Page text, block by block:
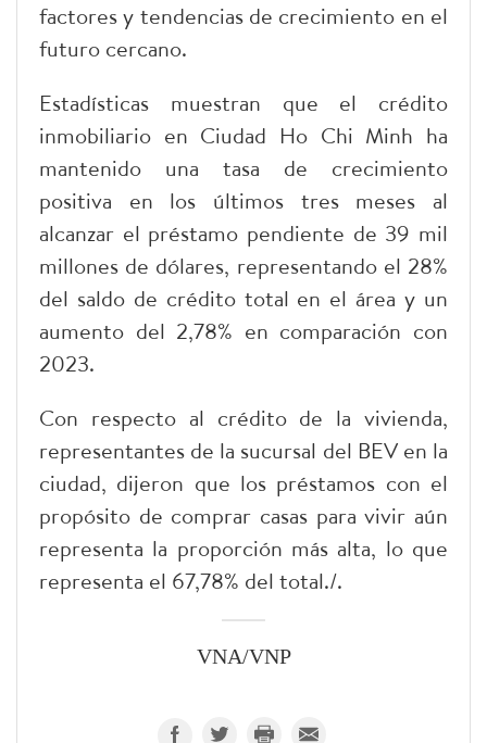
factores y tendencias de crecimiento en el
futuro cercano.
Estadísticas muestran que el crédito
inmobiliario en Ciudad Ho Chi Minh ha
mantenido una tasa de crecimiento
positiva en los últimos tres meses al
alcanzar el préstamo pendiente de 39 mil
millones de dólares, representando el 28%
del saldo de crédito total en el área y un
aumento del 2,78% en comparación con
2023.
Con respecto al crédito de la vivienda,
representantes de la sucursal del BEV en la
ciudad, dijeron que los préstamos con el
propósito de comprar casas para vivir aún
representa la proporción más alta, lo que
representa el 67,78% del total./.
VNA/VNP